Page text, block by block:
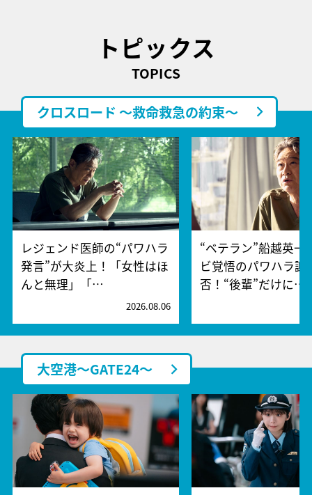
トピックス
TOPICS
クロスロード ～救命救急の約束～
レジェンド医師の“パワハラ
発言”が大炎上！「女性はほ
んと無理」「…
2026.08.06
“ベテラン”船越英一
ビ覚悟のパワハラ謝
否！“後輩”だけに…
大空港～GATE24～